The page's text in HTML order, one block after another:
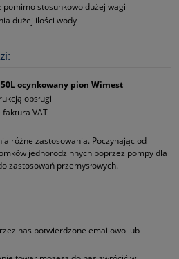
pomimo stosunkowo dużej wagi
dużej ilości wody
ocynkowany pion Wimest
obsługi
faktura VAT
różne zastosowania. Poczynając od
jednorodzinnych poprzez pompy dla
zastosowań przemysłowych.
nas potwierdzone emailowo lub